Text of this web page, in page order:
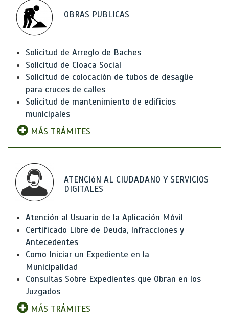
OBRAS PUBLICAS
Solicitud de Arreglo de Baches
Solicitud de Cloaca Social
Solicitud de colocación de tubos de desagüe
para cruces de calles
Solicitud de mantenimiento de edificios
municipales
MÁS TRÁMITES
ATENCIóN AL CIUDADANO Y SERVICIOS
DIGITALES
Atención al Usuario de la Aplicación Móvil
Certificado Libre de Deuda, Infracciones y
Antecedentes
Como Iniciar un Expediente en la
Municipalidad
Consultas Sobre Expedientes que Obran en los
Juzgados
MÁS TRÁMITES